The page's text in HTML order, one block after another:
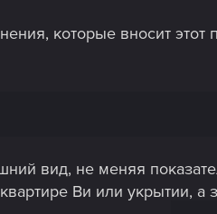
которые вносит этот
вид, не меняя
Ви или укрытии,